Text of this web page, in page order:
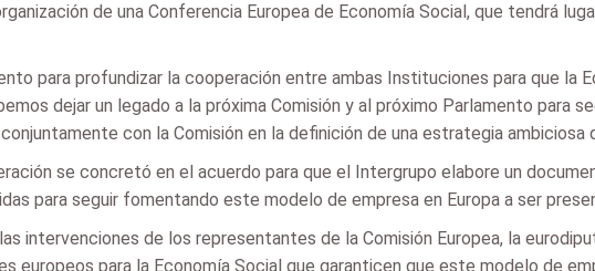
de una Conferencia Europea de Economía Social, que tendrá
para profundizar la cooperación entre ambas Instituciones para que la
dejar un legado a la próxima Comisión y al próximo Parlamento para
con la Comisión en la definición de una estrategia ambiciosa
se concretó en el acuerdo para que el Intergrupo elabore un
para seguir fomentando este modelo de empresa en Europa a ser
intervenciones de los representantes de la Comisión Europea, la
europeos para la Economía Social que garanticen que este modelo de